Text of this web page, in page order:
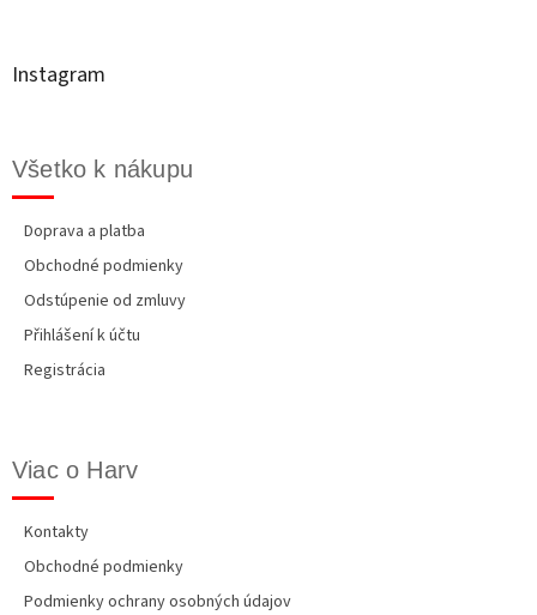
Instagram
Všetko k nákupu
Doprava a platba
Obchodné podmienky
Odstúpenie od zmluvy
Přihlášení k účtu
Registrácia
Viac o Harv
Kontakty
Obchodné podmienky
Podmienky ochrany osobných údajov